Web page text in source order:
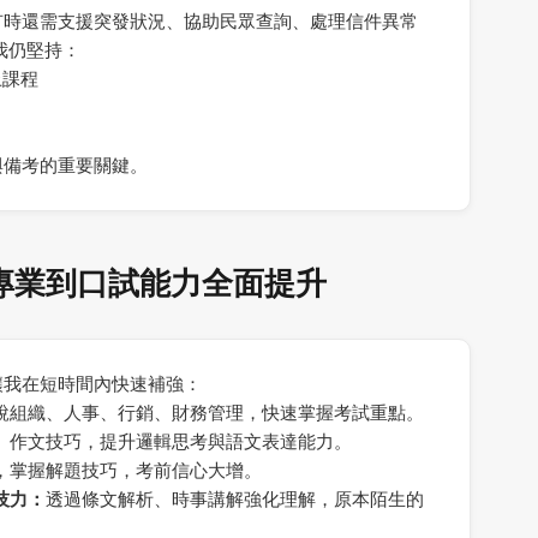
還需支援突發狀況、協助民眾查詢、處理信件異常
堅持：
程
考的重要關鍵。
業到口試能力全面提升
在短時間內快速補強：
織、人事、行銷、財務管理，快速掌握考試重點。
作文技巧，提升邏輯思考與語文表達能力。
握解題技巧，考前信心大增。
： 透過條文解析、時事講解強化理解，原本陌生的